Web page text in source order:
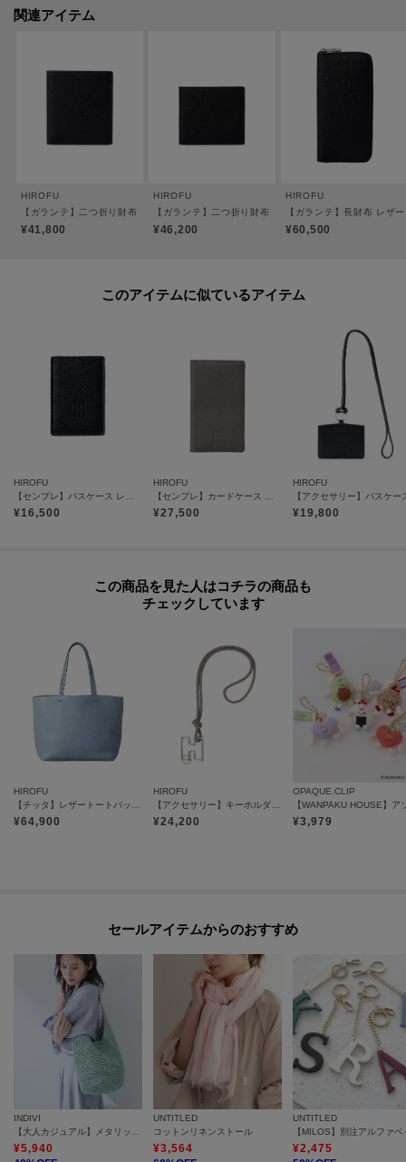
牛革、クロームなめし、小シボ型押し。
を美しく表現する事も可能です。
質感はヒロフの定番オリジナル素材「ソフトバケッタ」よりもマットで落ち
小さなシボを型押し加工する事で革の表情も均一化され、上品で端正な印象
の素材に仕上げました。
「ガランテ」（＝ジェントルマン）と名付けられた、CMHの洗練された素材
外側にはあえてロゴを使用せず、サイドに施されたコバ（革の裁断面）仕上
げがクールなエッジを効かせています。
カードポケットの切り欠きのデザインは、シンプルな中にさりげないアクセ
ントを添えています。
小銭入れ＋財布など、グループ内のセットアップでお使いいただくのもスマ
〈お気に入り登録とは〉
オンラインサイトの各アイテムにある「ハートマーク」をクリックして簡単
った場合にお知らせいたします。
※商品ご購入時にお渡しするお買上げ証明書にお取り扱い上のご注意とお手
入れについての表示がございますのでよくお読みください。
関連アイテム
HIROFU
【ガランテ】二つ折り財布 レザー コンパクトウォレット 本革（商品番号：P25-65410
¥41,800
HIROFU
【ガランテ】二つ折り財布 レザー コンパクトウォレッ
¥46,200
HIROFU
【ガランテ】長財布 レザ
¥60,500
このアイテムに似ているアイテム
HIROFU
¥16,500
HIROFU
¥27,500
HIROFU
¥19,800
この商品を見た人はコチラの商品も
チェックしています
HIROFU
【チッタ】レザートートバッグ M B5サイズ 本革（商品番号：P25‐35551）
¥64,900
HIROFU
【アクセサリー】キーホルダー ストラップ レザー 本革（商品番号：P25-65510）
¥24,200
OPAQUE.CLIP
¥3,979
セールアイテムからのおすすめ
INDIVI
¥5,940
UNTITLED
コットンリネンストール
¥3,564
UNTITLED
¥2,475